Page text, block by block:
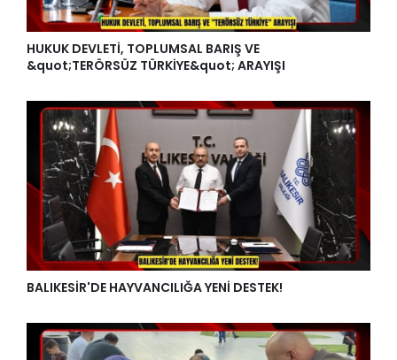
HUKUK DEVLETİ, TOPLUMSAL BARIŞ VE
&quot;TERÖRSÜZ TÜRKİYE&quot; ARAYIŞI
BALIKESİR'DE HAYVANCILIĞA YENİ DESTEK!